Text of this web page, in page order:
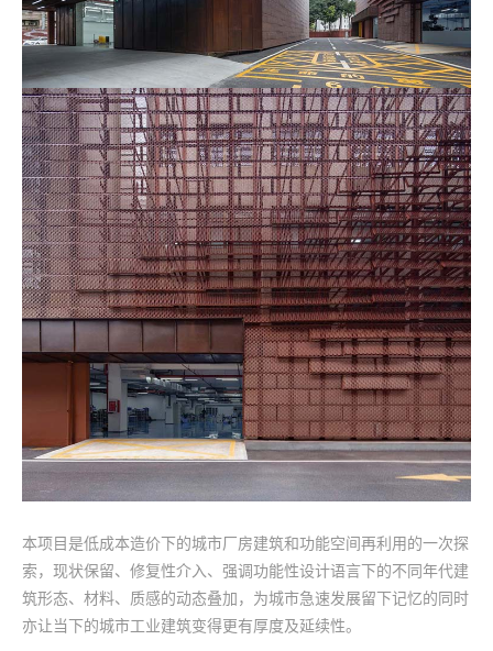
本项目是低成本造价下的城市厂房建筑和功能空间再利用的一次探
索，现状保留、修复性介入、强调功能性设计语言下的不同年代建
筑形态、材料、质感的动态叠加，为城市急速发展留下记忆的同时
亦让当下的城市工业建筑变得更有厚度及延续性。